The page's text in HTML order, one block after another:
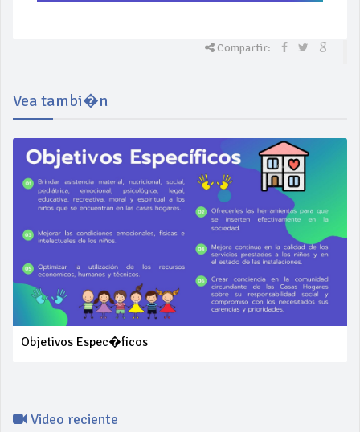
Compartir:
Vea tambi�n
Objetivos Espec�ficos
Video reciente